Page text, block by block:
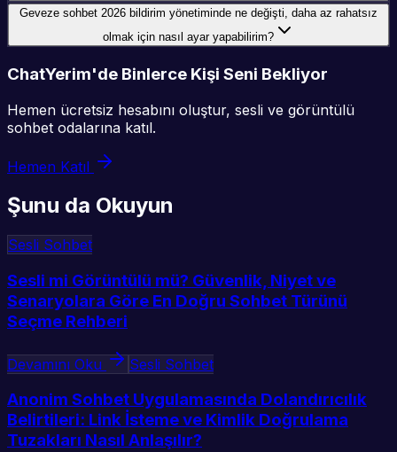
Geveze sohbet 2026 bildirim yönetiminde ne değişti, daha az rahatsız
olmak için nasıl ayar yapabilirim?
ChatYerim'de Binlerce Kişi Seni Bekliyor
Hemen ücretsiz hesabını oluştur, sesli ve görüntülü
sohbet odalarına katıl.
Hemen Katıl
Şunu da Okuyun
Sesli Sohbet
Sesli mi Görüntülü mü? Güvenlik, Niyet ve
Senaryolara Göre En Doğru Sohbet Türünü
Seçme Rehberi
Devamını Oku Sesli Sohbet
Anonim Sohbet Uygulamasında Dolandırıcılık
Belirtileri: Link İsteme ve Kimlik Doğrulama
Tuzakları Nasıl Anlaşılır?